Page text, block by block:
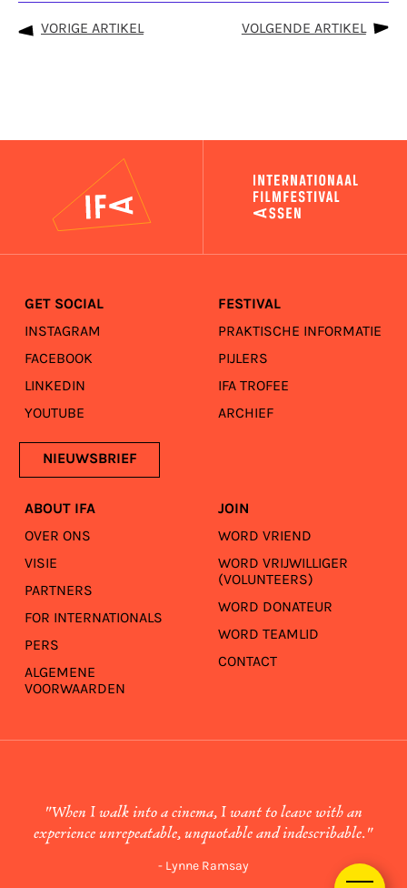
VORIGE ARTIKEL VOLGENDE ARTIKEL
GET SOCIAL
INSTAGRAM
FACEBOOK
LINKEDIN
YOUTUBE
NIEUWSBRIEF
FESTIVAL
PRAKTISCHE INFORMATIE
PIJLERS
IFA TROFEE
ARCHIEF
ABOUT IFA
OVER ONS
VISIE
PARTNERS
FOR INTERNATIONALS
PERS
ALGEMENE
VOORWAARDEN
JOIN
WORD VRIEND
WORD VRIJWILLIGER
(VOLUNTEERS)
WORD DONATEUR
WORD TEAMLID
CONTACT
"When I walk into a cinema, I want to leave with an
experience unrepeatable, unquotable and indescribable."
- Lynne Ramsay